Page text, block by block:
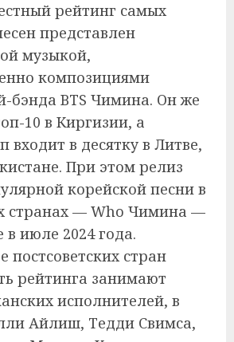
рейтинг самых
представлен
музыкой,
композициями
бэнда BTS Чимина. Он же
10 в Киргизии, а
входит в десятку в Литве,
При этом релиз
корейской песни в
странах — Who Чимина —
в июле 2024 года.
постсоветских стран
рейтинга занимают
исполнителей, в
Айлиш, Тедди Свимса,